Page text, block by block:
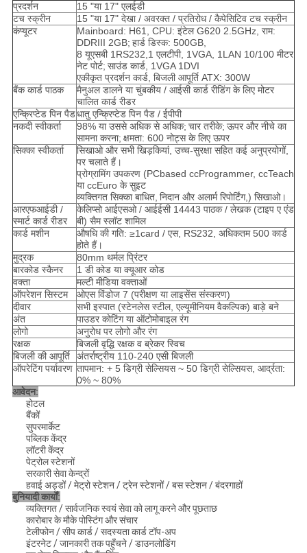
PRIVACY
प्रदर्शन
15 "या 17" एलईडी
टच स्क्रीन
15 "या 17" देखा / अवरक्त / प्रतिरोध / कैपेसिटिव टच स्क्रीन
कंप्यूटर
Mainboard: H61, CPU: इंटेल G620 2.5GHz, राम:
DDRIII 2GB; हार्ड डिस्क: 500GB,
8 यूएसबी 1RS232,1 एलटीपी, 1VGA, 1LAN 10/100 मीटर
नेट पोर्ट; साउंड कार्ड, 1VGA 1DVI
एकीकृत प्रदर्शन कार्ड, बिजली आपूर्ति ATX: 300W
बैंक कार्ड पाठक
मैनुअल डालने या चुंबकीय / आईसी कार्ड रीडिंग के लिए मोटर
चालित कार्ड रीडर
एन्क्रिप्टेड पिन पैडधातु एन्क्रिप्टेड पिन पैड / ईपीपी
नकदी स्वीकर्ता
98% या उससे अधिक से अधिक; चार तरीके; ऊपर और नीचे का
सामना करना; क्षमता: 600 नोट्स के लिए ऊपर
सिक्का स्वीकर्ता
सिखाओ और सभी खिड़कियां, उच्च-सुरक्षा सहित कई अनुप्रयोगों,
पर चलाते हैं।
प्रोग्रामिंग उपकरण (PCbased ccProgrammer, ccTeach
या ccEuro के सुइट
व्यक्तिगत सिक्का बाधित, निदान और अलार्मरिपोर्टिंग,) सिखाओ।
आरएफआईडी /
स्मार्ट कार्ड रीडर
केलिप्सो आईएसओ / आईईसी 14443 पाठक / लेखक (टाइप ए एंड
बी) सैम स्लॉट शामिल
कार्ड मशीन
औषधि की गति: ≥1card / एस, RS232, अधिकतम 500 कार्ड
होते हैं।
मुद्रक
80mm थर्मल प्रिंटर
बारकोड स्कैनर
1 डी कोड या क्यूआर कोड
वक्ता
मल्टी मीडिया वक्ताओं
ऑपरेशन सिस्टम
ओएस विंडोज 7 (परीक्षण या लाइसेंस संस्करण)
दीवार
सभी इस्पात (स्टेनलेस स्टील, एल्यूमीनियम वैकल्पिक) बाड़े बने
अंत
पाउडर कोटिंग या ऑटोमोबाइल रंग
लोगो
अनुरोध पर लोगो और रंग
रक्षक
बिजली वृद्धि रक्षक व ब्रेकर स्विच
बिजली की आपूर्ति
अंतर्राष्ट्रीय 110-240 एसी बिजली
ऑपरेटिंग पर्यावरण तापमान: + 5 डिग्री सेल्सियस ~ 50 डिग्री सेल्सियस, आर्द्रता:
0% ~ 80%
आवेदन:
होटल
बैंकों
सुपरमार्केट
पब्लिक केंद्र
लॉटरी केंद्र
पेट्रोल स्टेशनों
सरकारी सेवा केन्द्रों
हवाई अड्डों / मेट्रो स्टेशन / ट्रेन स्टेशनों / बस स्टेशन / बंदरगाहों
बुनियादी कार्यों:
व्यक्तिगत / सार्वजनिक स्वयं सेवा को लागू करने और पूछताछ
कारोबार के मौके पोस्टिंग और संचार
टेलीफोन / सीप कार्ड / सदस्यता कार्ड टॉप-अप
इंटरनेट / जानकारी तक पहुँचने / डाउनलोडिंग